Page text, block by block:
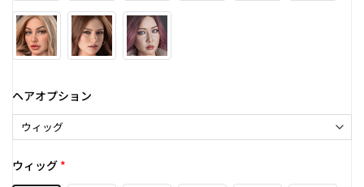
ヘアオプション
ウィッグ *